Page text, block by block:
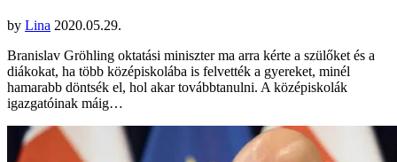
by Lina 2020.05.29.
Branislav Gröhling oktatási miniszter ma arra kérte a szülőket és a
diákokat, ha több középiskolába is felvették a gyereket, minél
hamarabb döntsék el, hol akar továbbtanulni. A középiskolák
igazgatóinak máig…